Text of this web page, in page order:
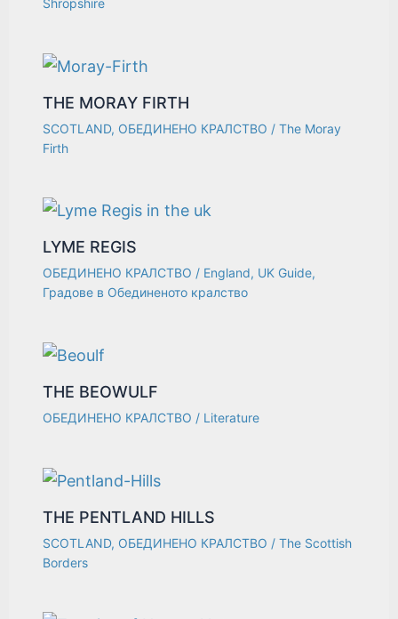
Shropshire
THE MORAY FIRTH
SCOTLAND, ОБЕДИНЕНО КРАЛСТВО /The Moray
Firth
LYME REGIS
ОБЕДИНЕНО КРАЛСТВО / England, UK Guide,
Градове в Обединеното кралство
THE BEOWULF
ОБЕДИНЕНО КРАЛСТВО / Literature
THE PENTLAND HILLS
SCOTLAND, ОБЕДИНЕНО КРАЛСТВО /The Scottish
Borders